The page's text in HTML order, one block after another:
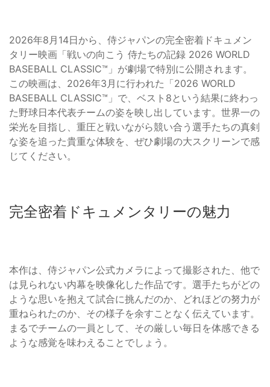
2026年8月14日から、侍ジャパンの完全密着ドキュメン
タリー映画「戦いの向こう 侍たちの記録 2026 WORLD
BASEBALL CLASSIC™」が劇場で特別に公開されます。
この映画は、2026年3月に行われた「2026 WORLD
BASEBALL CLASSIC™」で、ベスト8という結果に終わっ
た野球日本代表チームの姿を映し出しています。世界一の
栄光を目指し、重圧と戦いながら競い合う選手たちの真剣
な姿を追った貴重な体験を、ぜひ劇場の大スクリーンで感
じてください。
完全密着ドキュメンタリーの魅力
本作は、侍ジャパン公式カメラによって撮影された、他で
は見られない内幕を映像化した作品です。選手たちがどの
ような思いを抱えて試合に挑んだのか、どれほどの努力が
重ねられたのか、その様子を余すことなく伝えています。
まるでチームの一員として、その厳しい毎日を体感できる
ような感覚を味わえることでしょう。